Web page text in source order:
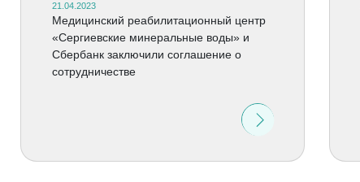
21.04.2023
Медицинский реабилитационный центр
«Сергиевские минеральные воды» и
Сбербанк заключили соглашение о
сотрудничестве